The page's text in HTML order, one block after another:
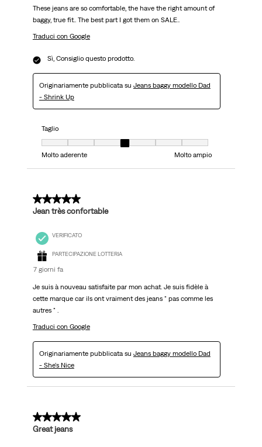
These jeans are so comfortable, the have the right amount of
baggy, true fit.. The best part I got them on SALE..
Traduci con Google
Sì, Consiglio questo prodotto.
Originariamente pubblicata su Jeans baggy modello Dad
- Shrink Up
Taglio
Taglio, 4 su 7, dove 1 è uguale a Molto aderente e 7 è uguale a Molto
Molto aderente
Molto ampio
5 su 5 stelle.
Jean très confortable
VERIFICATO
PARTECIPAZIONE LOTTERIA
7 giorni fa
Je suis à nouveau satisfaite par mon achat. Je suis fidèle à
cette marque car ils ont vraiment des jeans " pas comme les
autres " .
Traduci con Google
Originariamente pubblicata su Jeans baggy modello Dad
- She's Nice
5 su 5 stelle.
Great jeans